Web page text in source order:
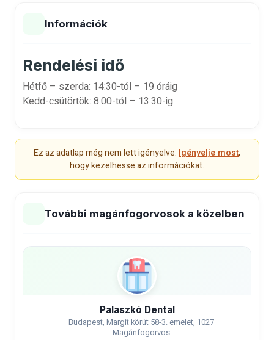
Információk
Rendelési idő
Hétfő – szerda: 14:30-tól – 19 óráig
Kedd-csütörtök: 8:00-tól – 13:30-ig
Ez az adatlap még nem lett igényelve. Igényelje most,
hogy kezelhesse az információkat.
További magánfogorvosok a közelben
Palaszkó Dental
Budapest, Margit körút 58-3. emelet, 1027
Magánfogorvos